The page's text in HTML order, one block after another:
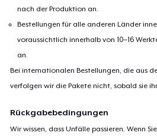
nach der Produktion an.
Bestellungen für alle anderen Länder
voraussichtlich innerhalb von 10–16
an.
Bei internationalen Bestellungen, die aus
verfolgen wir die Pakete nicht, sobald sie
Rückgabebedingungen
Wir wissen, dass Unfälle passieren. Wenn